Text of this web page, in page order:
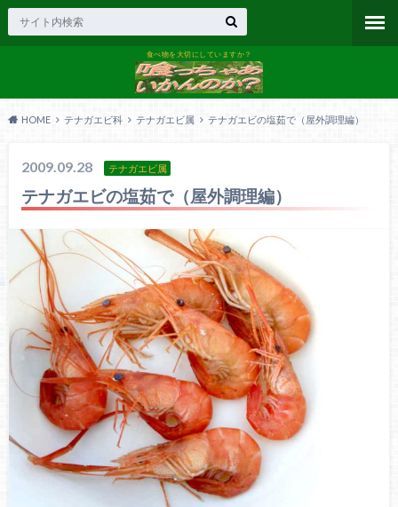
食べ物を大切にしていますか？
HOME テナガエビ科 テナガエビ属 テナガエビの塩茹で（屋外調理編）
2009.09.28 テナガエビ属
テナガエビの塩茹で（屋外調理編）